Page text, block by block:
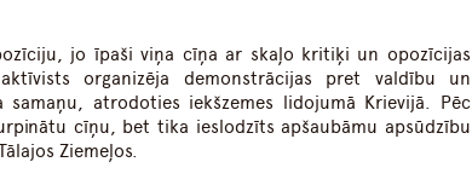
jo īpaši viņa cīņa ar skaļo kritiķi un opozīcijas
organizēja demonstrācijas pret valdību un
atrodoties iekšzemes lidojumā Krievijā. Pēc
cīņu, bet tika ieslodzīts apšaubāmu apsūdzību
Ziemeļos.